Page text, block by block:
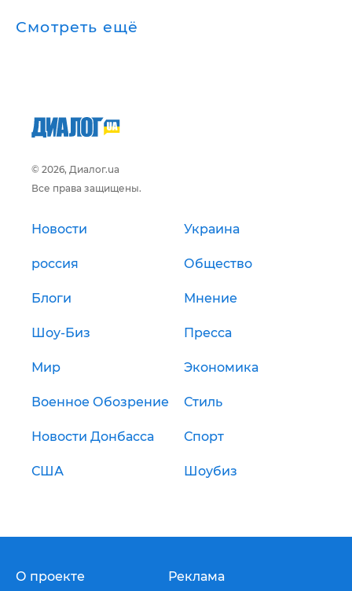
Смотреть ещё
© 2026, Диалог.ua
Все права защищены.
Новости Украина
россия Общество
Блоги Мнение
Шоу-Биз Пресса
Мир Экономика
Военное Обозрение Стиль
Новости Донбасса Спорт
США Шоубиз
О проекте Реклама